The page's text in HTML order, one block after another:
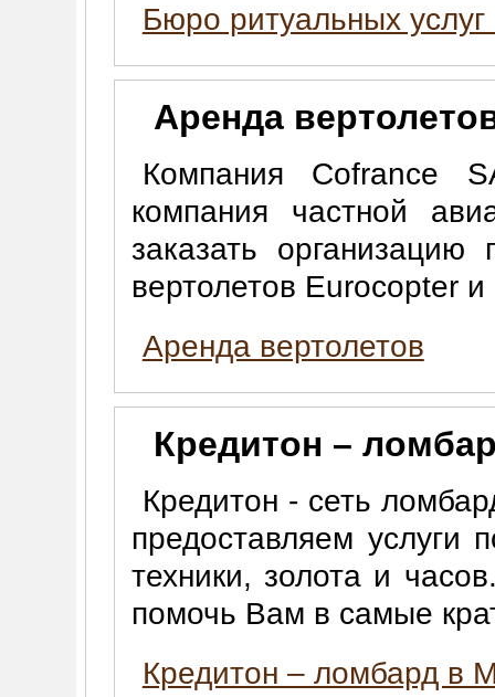
Бюро ритуальных
Аренда
Компания Cofrance
компания частной
заказать
вертолетов Eurocopter
Аренда вертолетов
Кредитон –
Кредитон - сеть
предоставляем услуги
техники, золота и
помочь Вам в самые
Кредитон – ломбард в